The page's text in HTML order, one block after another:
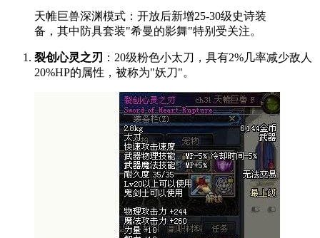
天帷巨兽深渊模式：开放后新增25-30级史诗装
备，其中防具套装"希曼的影舞"特别受关注。
裂创心灵之刃 ：20级粉色小太刀，具有2%几率减少敌人
20%HP的属性，被称为"妖刀"。